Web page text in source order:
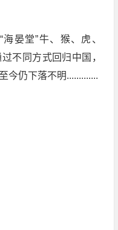
晏堂”牛、猴、虎、
不同方式回归中国，
今仍下落不明.............